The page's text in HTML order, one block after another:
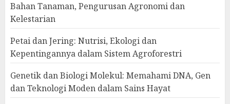
Bahan Tanaman, Pengurusan Agronomi dan
Kelestarian
Petai dan Jering: Nutrisi, Ekologi dan
Kepentingannya dalam Sistem Agroforestri
Genetik dan Biologi Molekul: Memahami DNA, Gen
dan Teknologi Moden dalam Sains Hayat